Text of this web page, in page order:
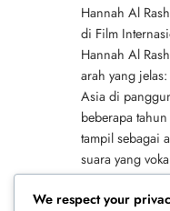
Hannah Al
di Film
Hannah Al
arah yang
Asia di
beberapa
tampil sebagai
suara yang
Oleh karena
terutama di
We respect your